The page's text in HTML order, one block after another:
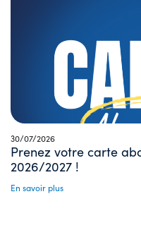
30/07/2026
Prenez votre carte
2026/2027 !
En savoir plus